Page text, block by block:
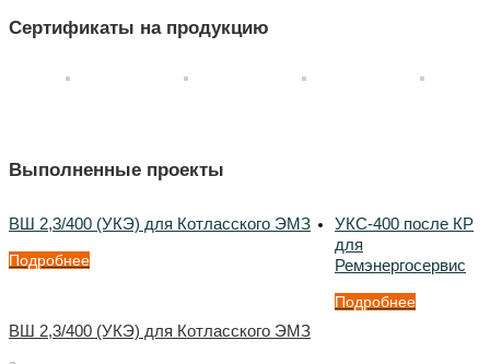
Сертификаты на продукцию
Выполненные проекты
ВШ 2,3/400 (УКЭ) для Котласского ЭМЗ
Подробнее
ВШ 2,3/400 (УКЭ) для Котласского ЭМЗ
УКС-400 после КР
для
Ремэнергосервис
Подробнее